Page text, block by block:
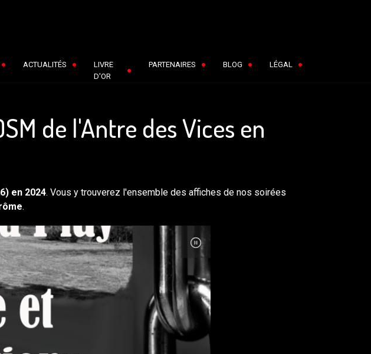
ACTUALITÉS
LIVRE
D'OR
PARTENAIRES BLOG LÉGAL
de l'Antre des Vices en
en 2024. Vous y trouverez l'ensemble des affiches de nos soirées
.